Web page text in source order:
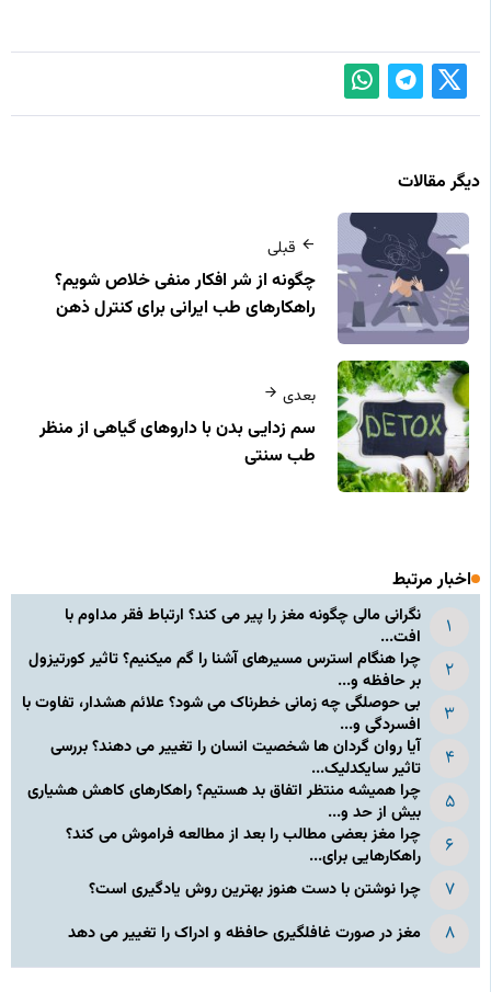
دیگر مقالات
قبلی
چگونه از شر افکار منفی خلاص شویم؟
راهکارهای طب ایرانی برای کنترل ذهن
بعدی
سم‌ زدایی بدن با داروهای گیاهی از منظر
طب سنتی
اخبار مرتبط
نگرانی مالی چگونه مغز را پیر می کند؟ ارتباط فقر مداوم با
افت...
چرا هنگام استرس مسیرهای آشنا را گم میکنیم؟ تاثیر کورتیزول
بر حافظه و...
بی حوصلگی چه زمانی خطرناک می شود؟ علائم هشدار، تفاوت با
افسردگی و...
آیا روان گردان ها شخصیت انسان را تغییر می دهند؟ بررسی
تاثیر سایکدلیک...
چرا همیشه منتظر اتفاق بد هستیم؟ راهکارهای کاهش هشیاری
بیش از حد و...
چرا مغز بعضی مطالب را بعد از مطالعه فراموش می کند؟
راهکارهایی برای...
چرا نوشتن با دست هنوز بهترین روش یادگیری است؟
مغز در صورت غافلگیری حافظه و ادراک را تغییر می دهد